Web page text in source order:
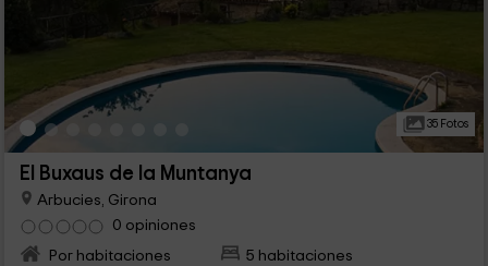
35 Fotos
El Buxaus de la Muntanya
Arbucies, Girona
0 opiniones
Por habitaciones
5 habitaciones